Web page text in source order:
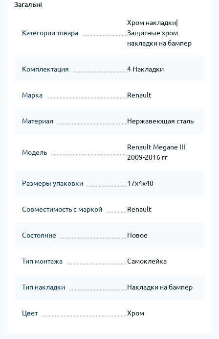
Загальні
Категории товара
Хром накладки|
Защитные хром
накладки на бампер
Комплектация 4 Накладки
Марка Renault
Материал Нержавеющая сталь
Модель
Renault Megane III
2009-2016 гг
Размеры упаковки 17x4x40
Совместимость с маркой Renault
Состояние Новое
Тип монтажа Самоклейка
Тип накладки Накладки на бампер
Цвет Хром